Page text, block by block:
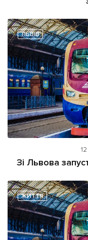
ЛЬВІВ
Зі Львова
ЖИТТЯ